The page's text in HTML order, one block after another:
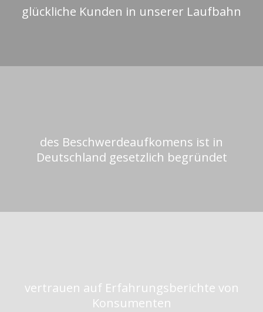
glückliche Kunden in unserer Laufbahn
des Beschwerdeaufkomens ist in
Deutschland gesetzlich begründet
vertrauen auf Erfahrungsberichte von
Konsumenten